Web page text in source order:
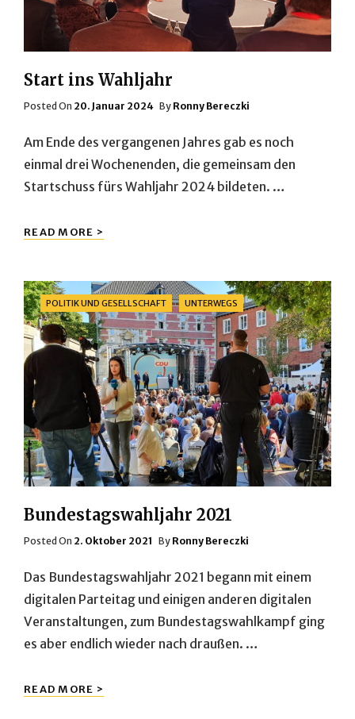
Start ins Wahljahr
Posted On Posted
20. Januar 2024 By Ronny Bereczki
Am Ende des vergangenen Jahres gab es noch
einmal drei Wochenenden, die gemeinsam den
Startschuss fürs Wahljahr 2024 bildeten. …
READ MORE >
INS
Categories
POLITIK UND GESELLSCHAFT UNTERWEGS
Bundestagswahljahr 2021
Posted On Posted
2. Oktober 2021 By Ronny Bereczki
Das Bundestagswahljahr 2021 begann mit einem
digitalen Parteitag und einigen anderen digitalen
Veranstaltungen, zum Bundestagswahlkampf ging
es aber endlich wieder nach draußen. …
READ MORE >
2021